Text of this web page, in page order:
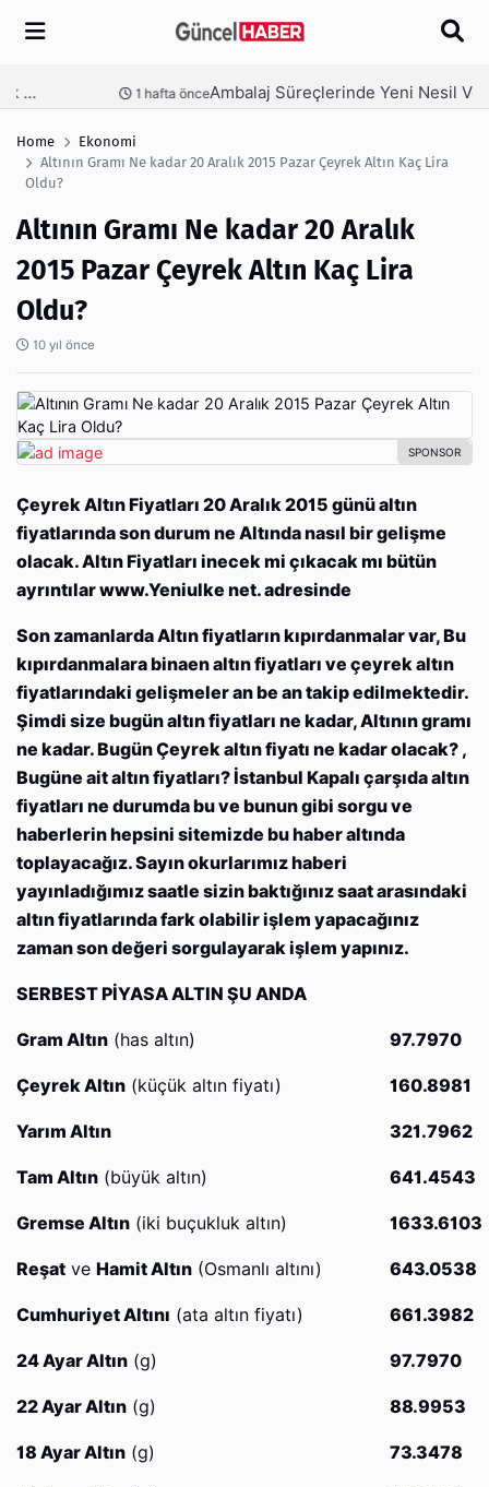
Arama
Ambalaj Süreçlerinde Yeni Nesil Verimliliği Olimpack ile Yakalayın 2 hafta önce
Home
Ekonomi
Altının Gramı Ne kadar 20 Aralık 2015 Pazar Çeyrek Altın Kaç Lira
Oldu?
Altının Gramı Ne kadar 20 Aralık
2015 Pazar Çeyrek Altın Kaç Lira
Oldu?
10 yıl önce
Çeyrek Altın Fiyatları 20 Aralık 2015 günü altın
fiyatlarında son durum ne Altında nasıl bir gelişme
olacak. Altın Fiyatları inecek mi çıkacak mı bütün
ayrıntılar www.Yeniulke net. adresinde
Son zamanlarda Altın fiyatların kıpırdanmalar var, Bu
kıpırdanmalara binaen altın fiyatları ve çeyrek altın
fiyatlarındaki gelişmeler an be an takip edilmektedir.
Şimdi size bugün altın fiyatları ne kadar, Altının gramı
ne kadar. Bugün Çeyrek altın fiyatı ne kadar olacak? ,
Bugüne ait altın fiyatları? İstanbul Kapalı çarşıda altın
fiyatları ne durumda bu ve bunun gibi sorgu ve
haberlerin hepsini sitemizde bu haber altında
toplayacağız. Sayın okurlarımız haberi
yayınladığımız saatle sizin baktığınız saat arasındaki
altın fiyatlarında fark olabilir işlem yapacağınız
zaman son değeri sorgulayarak işlem yapınız.
SERBEST PİYASA ALTIN ŞU ANDA
Gram Altın (has altın) 97.7970
Çeyrek Altın (küçük altın fiyatı) 160.8981
Yarım Altın 321.7962
Tam Altın (büyük altın) 641.4543
Gremse Altın (iki buçukluk altın) 1633.6103
Reşat ve Hamit Altın (Osmanlı altını) 643.0538
Cumhuriyet Altını (ata altın fiyatı) 661.3982
24 Ayar Altın (g) 97.7970
22 Ayar Altın (g) 88.9953
18 Ayar Altın (g) 73.3478